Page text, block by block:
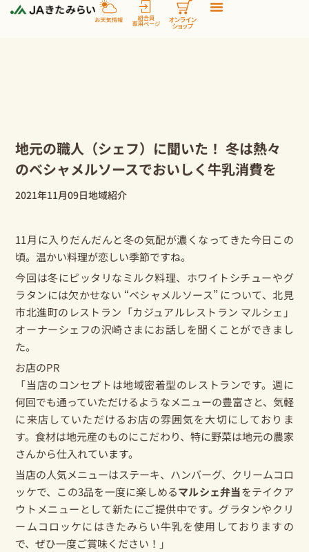
地元の職人（シェフ）に聞いた！ 冬は熱々
のベシャメルソースでおいしく牛乳消費を
2021年11月09日地域紹介
11月に入りだんだんと冬の気配が濃くなってきた今日この
頃。温かい料理が恋しい季節ですね。
今回は冬にピッタリなミルク料理、ホワイトシチューやグ
ラタンには欠かせない “ベシャメルソース” について、北見
市北進町のレストラン「カジュアルレストラン マルシェ」
オーナーシェフの沢崎さまにお話しを聞くことができまし
た。
お店のPR
「当店のコンセプトは地域密着型のレストランです。週に
何回でも通っていただけるようなメニューの豊富さと、気軽
に来店していただけるお店の雰囲気を大切にしておりま
す。食材は地元産のものにこだわり、特に野菜は地元の農家
さんから仕入れています。
当店の人気メニューはステーキ、ハンバーグ、クリームコロ
ッケで、この3品を一度に楽しめるマルシェ弁当をテイクア
ウトメニューとして新たにご提供中です。グラタンやクリ
ームコロッケにはきたみらい牛乳を使用しておりますの
で、ぜひ一度ご賞味ください！」